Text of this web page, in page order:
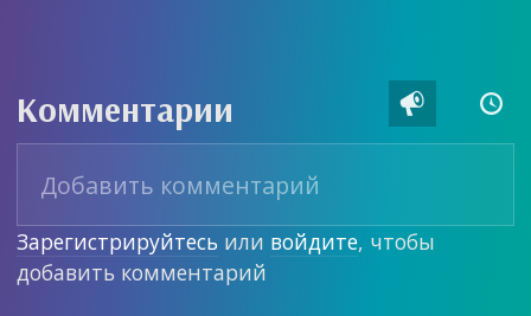
Комментарии  
Зарегистрируйтесь или войдите, чтобы
добавить комментарий